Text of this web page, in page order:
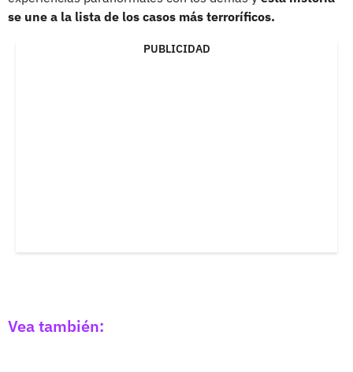
se une a la lista de los casos más terroríficos.
PUBLICIDAD
Vea también: